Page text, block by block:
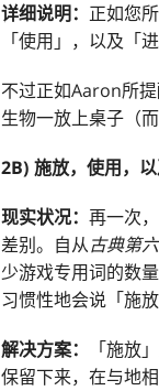
详细说明： 正如您
「使用」，以及「
不过正如Aaron所
生物一放上桌子（
2B) 施放，使用，
现实状况： 再一次
差别。自从古典第
少游戏专用词的数
习惯性地会说「施
解决方案：
「施放
保留下来，在与地